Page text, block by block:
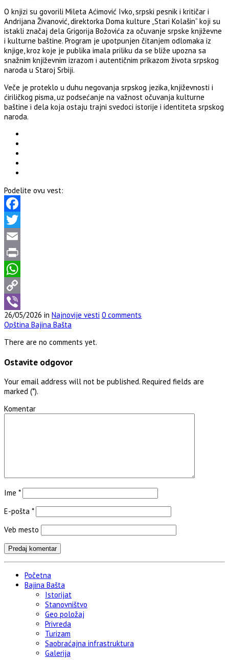
O knjizi su govorili Mileta Aćimović Ivko, srpski pesnik i kritičar i
Andrijana Živanović, direktorka Doma kulture „Stari Kolašin” koji su
istakli značaj dela Grigorija Božovića za očuvanje srpske književne
i kulturne baštine. Program je upotpunjen čitanjem odlomaka iz
knjige, kroz koje je publika imala priliku da se bliže upozna sa
snažnim književnim izrazom i autentičnim prikazom života srpskog
naroda u Staroj Srbiji.
Veče je proteklo u duhu negovanja srpskog jezika, književnosti i
ćiriličkog pisma, uz podsećanje na važnost očuvanja kulturne
baštine i dela koja ostaju trajni svedoci istorije i identiteta srpskog
naroda.
Podelite ovu vest:
Facebook
Twitter
Email
Print
WhatsApp
Copy
Link
Viber
26/05/2026 in Najnovije vesti 0 comments
Opština Bajina Bašta
There are no comments yet.
Ostavite odgovor
Your email address will not be published. Required fields are
marked (*).
Komentar
Ime *
E-pošta *
Veb mesto
Početna
Bajina Bašta
Istorijat
Stanovništvo
Geo položaj
Privreda
Turizam
Saobraćajna infrastruktura
Galerija